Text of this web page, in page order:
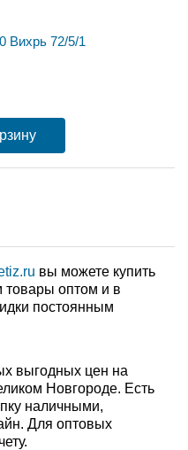
Вихрь 72/5/1
вы можете купить
товары оптом и в
постоянным
выгодных цен на
Новгороде. Есть
наличными,
Для оптовых